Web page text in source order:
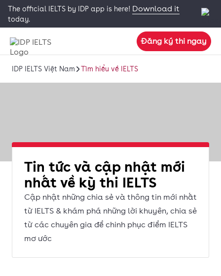
The official IELTS by IDP app is here! Download it
today.
Đăng ký thi ngay
IDP IELTS Việt Nam Tìm hiểu về IELTS
Tin tức và cập nhật mới
nhất về kỳ thi IELTS
Cập nhật những chia sẻ và thông tin mới nhất
từ IELTS & khám phá những lời khuyên, chia sẻ
từ các chuyên gia để chinh phục điểm IELTS
mơ ước